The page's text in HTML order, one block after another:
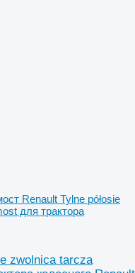
Renault Tylne półosie
для трактора
zwolnica tarcza